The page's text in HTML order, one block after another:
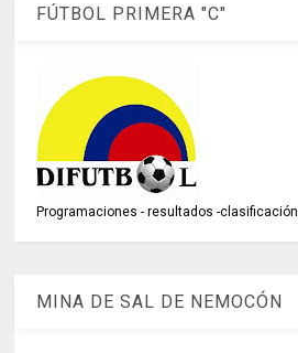
FÚTBOL PRIMERA "C"
Programaciones - resultados -clasificación
MINA DE SAL DE NEMOCÓN